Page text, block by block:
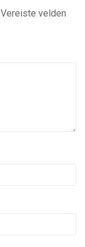
Vereiste velden